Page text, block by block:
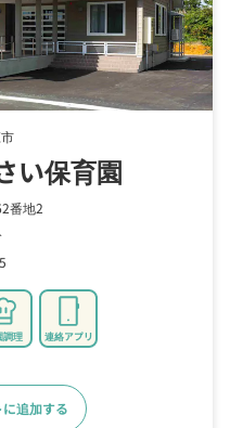
い保育園
番地2
調理 連絡アプリ
追加する